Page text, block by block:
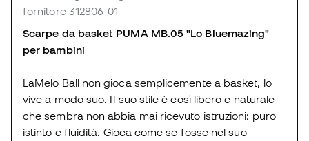
fornitore 312806-01
Scarpe da basket PUMA MB.05 "Lo Bluemazing"
per bambini
LaMelo Ball non gioca semplicemente a basket, lo
vive a modo suo. Il suo stile è così libero e naturale
che sembra non abbia mai ricevuto istruzioni: puro
istinto e fluidità. Gioca come se fosse nel suo